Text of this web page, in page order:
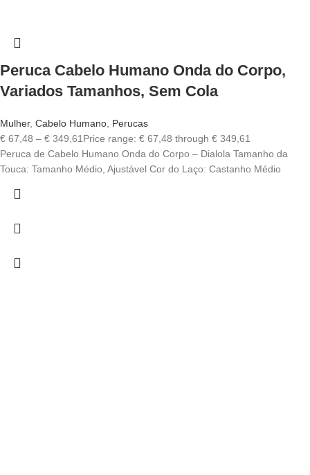
Peruca Cabelo Humano Onda do Corpo,
Variados Tamanhos, Sem Cola
Mulher, Cabelo Humano, Perucas
€ 67,48 – € 349,61Price range: € 67,48 through € 349,61
Peruca de Cabelo Humano Onda do Corpo – Dialola Tamanho da
Touca: Tamanho Médio, Ajustável Cor do Laço: Castanho Médio